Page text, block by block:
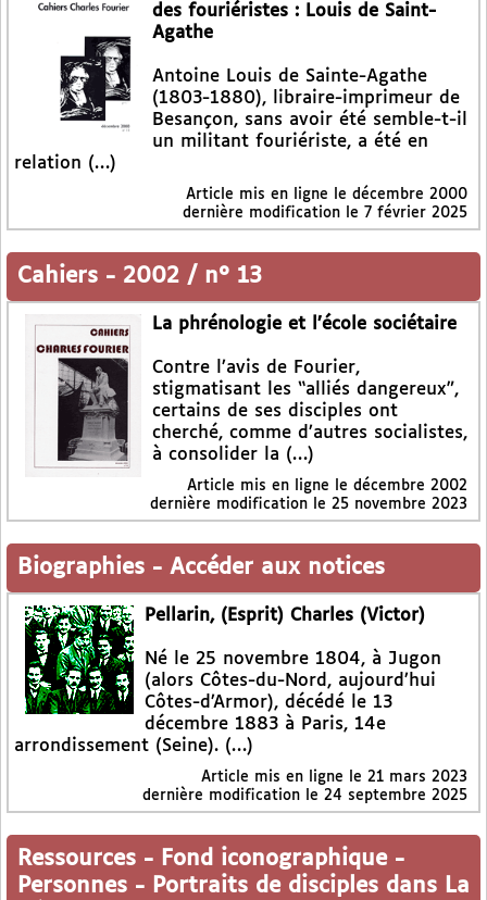
des fouriéristes : Louis de Saint-
Agathe
Antoine Louis de Sainte-Agathe
(1803-1880), libraire-imprimeur de
Besançon, sans avoir été semble-t-il
un militant fouriériste, a été en
relation (…)
Article mis en ligne le décembre 2000
dernière modification le 7 février 2025
Cahiers - 2002 / n° 13
La phrénologie et l’école sociétaire
Contre l’avis de Fourier,
stigmatisant les “alliés dangereux”,
certains de ses disciples ont
cherché, comme d’autres socialistes,
à consolider la (…)
Article mis en ligne le décembre 2002
dernière modification le 25 novembre 2023
Biographies - Accéder aux notices
Pellarin, (Esprit) Charles (Victor)
Né le 25 novembre 1804, à Jugon
(alors Côtes-du-Nord, aujourd’hui
Côtes-d’Armor), décédé le 13
décembre 1883 à Paris, 14e
arrondissement (Seine). (…)
Article mis en ligne le 21 mars 2023
dernière modification le 24 septembre 2025
Ressources - Fond iconographique -
Personnes - Portraits de disciples dans La